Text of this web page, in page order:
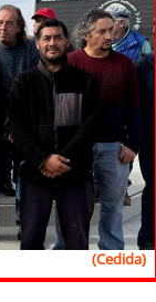
(Cedida)